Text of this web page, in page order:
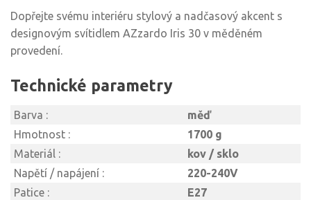
Dopřejte svému interiéru stylový a nadčasový akcent s
designovým svítidlem AZzardo Iris 30 v měděném
provedení.
Technické parametry
Barva :
měď
Hmotnost :
1700 g
Materiál :
kov / sklo
Napětí / napájení :
220-240V
Patice :
E27